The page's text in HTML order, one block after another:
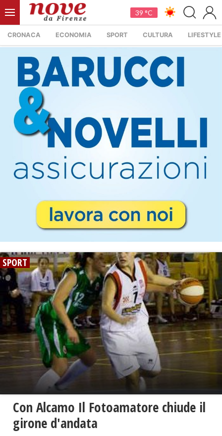
39 °C
CRONACA ECONOMIA SPORT CULTURA LIFESTYLE
SPORT
Con Alcamo Il Fotoamatore chiude il
girone d'andata